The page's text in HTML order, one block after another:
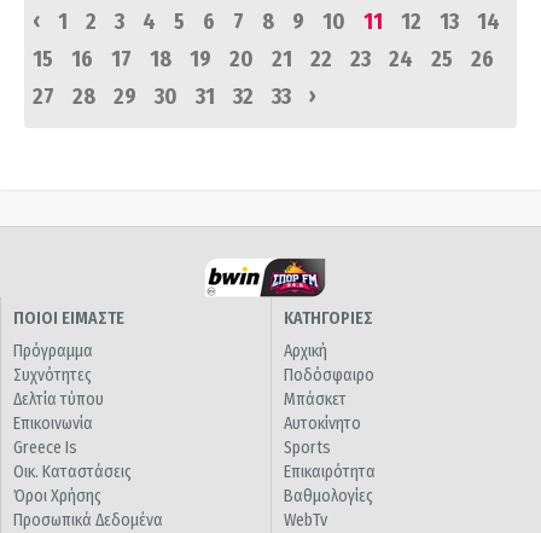
‹
1 2 3 4 5 6 7 8 9 10 11 12 13
14
15
16 17 18 19 20 21 22 23 24 25
26
27
28 29 30 31 32 33 ›
ΠΟΙΟΙ ΕΙΜΑΣΤΕ
Πρόγραμμα
Συχνότητες
Δελτία τύπου
Επικοινωνία
Greece Is
Οικ. Καταστάσεις
Όροι Χρήσης
Προσωπικά Δεδομένα
ΚΑΤΗΓΟΡΙΕΣ
Αρχική
Ποδόσφαιρο
Μπάσκετ
Αυτοκίνητο
Sports
Επικαιρότητα
Βαθμολογίες
WebTv